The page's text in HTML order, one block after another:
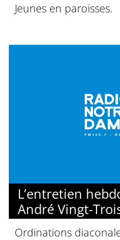
Jeunes en paroisses.
L’entretien
André Vingt-
Ordinations